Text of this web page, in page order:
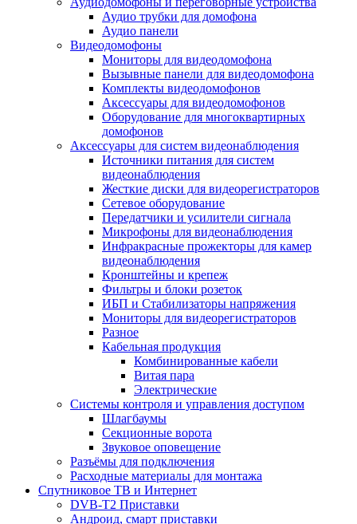
Аудио трубки для домофона
Аудио панели
Видеодомофоны
Мониторы для видеодомофона
Вызывные панели для видеодомофона
Комплекты видеодомофонов
Аксессуары для видеодомофонов
Оборудование для многоквартирных
домофонов
Аксессуары для систем видеонаблюдения
Источники питания для систем
видеонаблюдения
Жесткие диски для видеорегистраторов
Сетевое оборудование
Передатчики и усилители сигнала
Микрофоны для видеонаблюдения
Инфракрасные прожекторы для камер
видеонаблюдения
Кронштейны и крепеж
Фильтры и блоки розеток
ИБП и Стабилизаторы напряжения
Мониторы для видеорегистраторов
Разное
Кабельная продукция
Комбинированные кабели
Витая пара
Электрические
Системы контроля и управления доступом
Шлагбаумы
Секционные ворота
Звуковое оповещение
Разъёмы для подключения
Расходные материалы для монтажа
Спутниковое ТВ и Интернет
DVB-Т2 Приставки
Андроид, смарт приставки